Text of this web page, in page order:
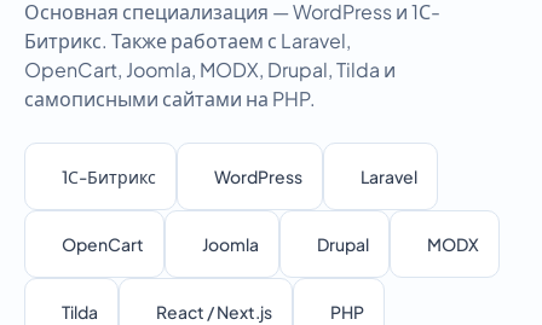
Основная специализация — WordPress и 1С-
Битрикс. Также работаем с Laravel,
OpenCart, Joomla, MODX, Drupal, Tilda и
самописными сайтами на PHP.
1С-Битрикс WordPress Laravel
OpenCart Joomla Drupal MODX
Tilda React / Next.js PHP